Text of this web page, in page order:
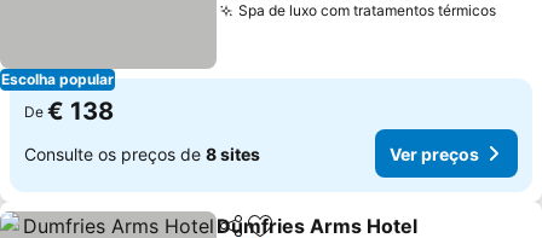
Escolha popular
Spa de luxo com tratamentos térmicos
De € 138
Consulte os preços de 8 sites Ver preços
Dumfries Arms Hotel